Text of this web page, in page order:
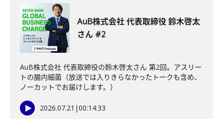
AuB株式会社 代表取締役 鈴木啓太
さん #2
AuB株式会社 代表取締役の鈴木啓太さん 第2回。アスリー
トの腸内細菌（放送では入りきらなかったトークも含め、
ノーカットでお届けします。）
2026.07.21 |00:14:33